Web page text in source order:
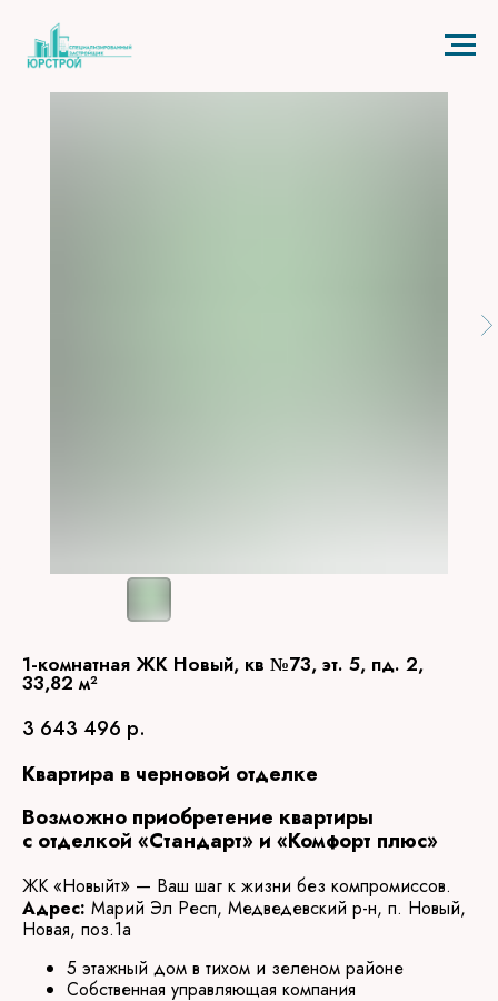
1-комнатная ЖК Новый, кв №73, эт. 5, пд. 2,
33,82 м²
3 643 496 р.
Квартира в черновой отделке
Возможно приобретение квартиры
с отделкой «Стандарт» и «Комфорт плюс»
ЖК «Новыйт» — Ваш шаг к жизни без компромиссов.
Адрес: Марий Эл Респ, Медведевский р-н, п. Новый,
Новая, поз.1а
5 этажный дом в тихом и зеленом районе
Собственная управляющая компания